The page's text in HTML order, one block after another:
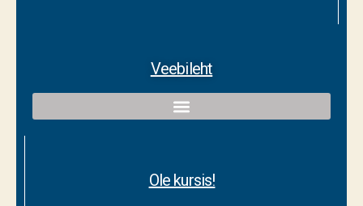
Veebileht
Ole kursis!